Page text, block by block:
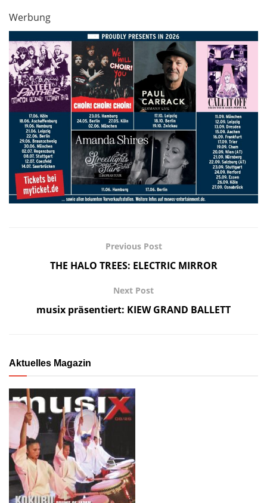
Werbung
Previous Post
THE HALO TREES: ELECTRIC MIRROR
Next Post
musix präsentiert: KIEW GRAND BALLETT
Aktuelles Magazin